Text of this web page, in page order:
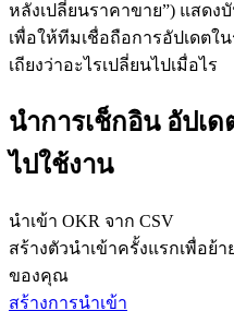
หลังเปลี่ยนราคาขาย”) แสดง
เพื่อให้ทีมเชื่อถือการอัปเดตใ
เถียงว่าอะไรเปลี่ยนไปเมื่อไร
นำการเช็กอิน อัปเ
ไปใช้งาน
นำเข้า OKR จาก CSV
สร้างตัวนำเข้าครั้งแรกเพื่อย้
ของคุณ
สร้างการนำเข้า